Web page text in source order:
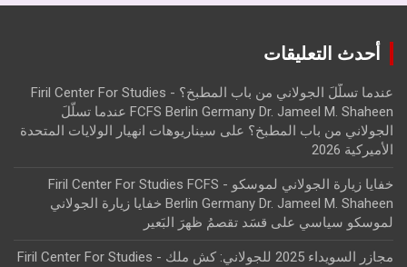
أحدث التعليقات
عندما تسلّلَ الجولاني من باب المطبخ؟ - Firil Center For Studies
FCFS Berlin Germany Dr. Jameel M. Shaheen عندما تسلّلَ
الجولاني من باب المطبخ؟ على سيناريوهات انهيار الولايات المتحدة
الأميركية 2026
خفايا زيارة الجولاني لموسكو - Firil Center For Studies FCFS
Berlin Germany Dr. Jameel M. Shaheen خفايا زيارة الجولاني
لموسكو سياسي على قسَد تقصمُ ظهرَ البَعير
مجازر السويداء 2025 للجولاني: كش ملك - Firil Center For Studies